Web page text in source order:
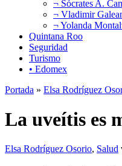
¬ Sócrates A.
¬ Vladimir
¬ Yolanda
Quintana Roo
Seguridad
Turismo
• Edomex
Portada » Elsa Rodríguez
La uveítis es
Elsa Rodríguez Osorio, Salud